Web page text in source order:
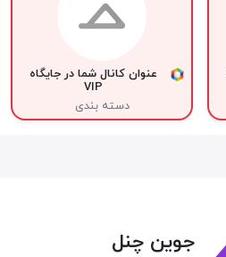
عنوان کانال شما در جایگاه
VIP
دسته بندی
جوین چنل